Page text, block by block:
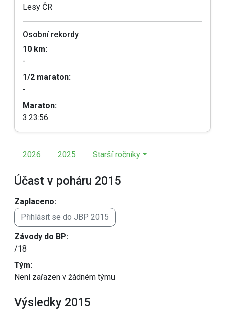
Lesy ČR
Osobní rekordy
10 km:
-
1/2 maraton:
-
Maraton:
3:23:56
2026 2025 Starší ročníky
Účast v poháru 2015
Zaplaceno:
Přihlásit se do JBP 2015
Závody do BP:
/18
Tým:
Není zařazen v žádném týmu
Výsledky 2015